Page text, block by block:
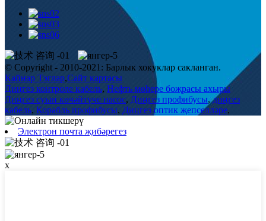
© Copyright - 2010-2021: Барлык хокуклар сакланган.
Кайнар Тэглар,Сайт картасы
Диңгез контроле кабель, Нефть мөһере боҗрасы ахыры
Диңгез суын көчәйтүче насос, Диңгез профибусы,диңгез
кабель, Корабль профибусы, Диңгез оптик җепселләре,
Электрон почта җибәрегез
x